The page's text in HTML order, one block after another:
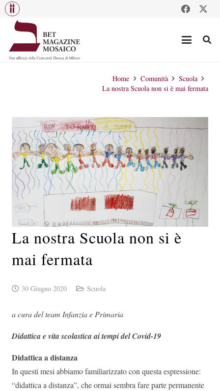
Home Comunità
Scuola
La nostra Scuola non si è mai fermata
La nostra Scuola non si è
mai fermata
30 Giugno 2020 Scuola
a cura del team Infanzia e Primaria
Didattica e vita scolastica ai tempi del Covid-19
Didattica a distanza
In questi mesi abbiamo familiarizzato con questa espressione:
“didattica a distanza”, che ormai sembra fare parte permanente